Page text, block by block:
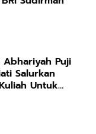
Abhariyah Puji
Untuk